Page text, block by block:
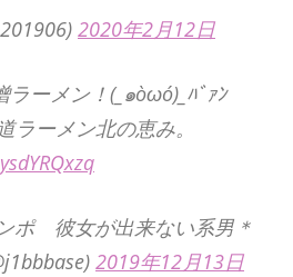
2020年2月12日
ーメン！(_๑òωó)_ﾊﾞｧﾝ
ラーメン北の恵み。
ポ 彼女が出来ない系男＊
2019年12月13日